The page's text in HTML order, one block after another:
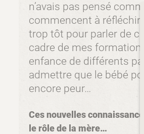
n’avais pas pensé
commencent à réfléchir
trop tôt pour parler de
cadre de mes
enfance de différents
admettre que le bébé
encore peur…
Ces nouvelles
le rôle de la mère…